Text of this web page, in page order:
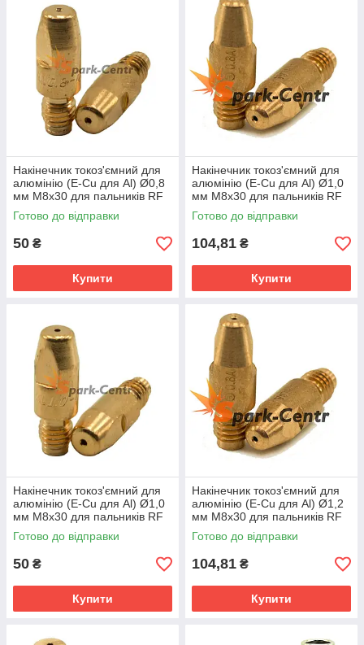
Накінечник токоз'ємний для
алюмінію (E-Cu для Al) Ø0,8
мм М8х30 для пальників RF
GRIP 45 (MIG/MAG)
Готово до відправки
50 ₴
Купити
Накінечник токоз'ємний для
алюмінію (E-Cu для Al) Ø1,0
мм М8х30 для пальників RF
GRIP 45 Abicor Binzel
(Німеччина)
Готово до відправки
104,81 ₴
Купити
Накінечник токоз'ємний для
алюмінію (E-Cu для Al) Ø1,0
мм М8х30 для пальників RF
GRIP 45 (MIG/MAG)
Готово до відправки
50 ₴
Купити
Накінечник токоз'ємний для
алюмінію (E-Cu для Al) Ø1,2
мм М8х30 для пальників RF
GRIP 45 Abicor Binzel
(Німеччина)
Готово до відправки
104,81 ₴
Купити